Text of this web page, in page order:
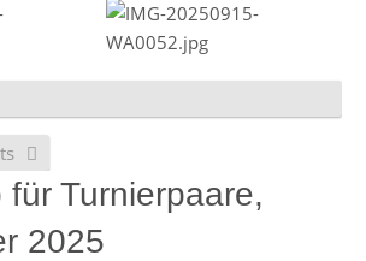
für Turnierpaare,
2025